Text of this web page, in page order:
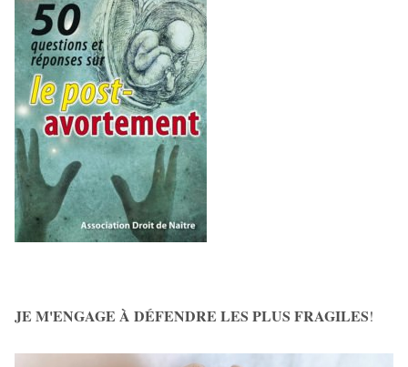
JE M'ENGAGE À DÉFENDRE LES PLUS FRAGILES!